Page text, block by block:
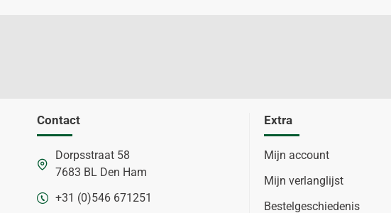
Contact
Dorpsstraat 58
7683 BL Den Ham
+31 (0)546 671251
Extra
Mijn account
Mijn verlanglijst
Bestelgeschiedenis